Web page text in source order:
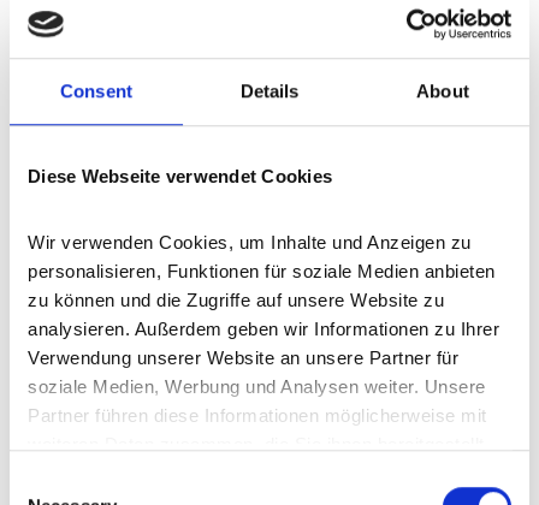
Consent Details About
Diese Webseite verwendet Cookies
Wir verwenden Cookies, um Inhalte und Anzeigen zu
personalisieren, Funktionen für soziale Medien anbieten
zu können und die Zugriffe auf unsere Website zu
analysieren. Außerdem geben wir Informationen zu Ihrer
Verwendung unserer Website an unsere Partner für
soziale Medien, Werbung und Analysen weiter. Unsere
Partner führen diese Informationen möglicherweise mit
Blankenheim
Freistehendes Einfamilienhaus mit Wintergarten in
Dollendorf! - PROVISIONSFREI
Einfamilienhaus
WOHNFLÄCHE
ZIMMER